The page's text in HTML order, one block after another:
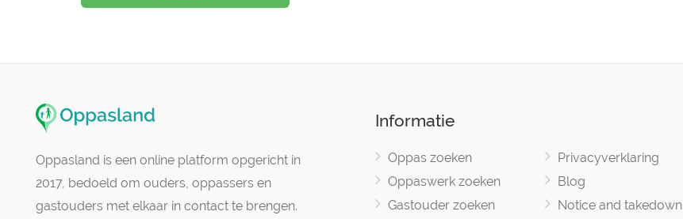
Oppasland is een online platform opgericht in
2017, bedoeld om ouders, oppassers en
gastouders met elkaar in contact te brengen.
Informatie
Oppas zoeken
Oppaswerk zoeken
Gastouder zoeken
Privacyverklaring
Blog
Notice and takedown